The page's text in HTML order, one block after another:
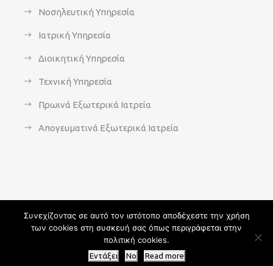
Νοσηλευτική Υπηρεσία
Ιατρική Υπηρεσία
Διοικητική Υπηρεσία
Τεχνική Υπηρεσία
Πρωινά Εξωτερικά Ιατρεία
Απογευματινά Εξωτερικά Ιατρεία
Copyright 2021 - agsavvas-hosp.gr - All Rights Reserved | An
Web-Creation powered by
Συνεχίζοντας σε αυτό τον ιστότοπο αποδέχεστε την χρήση
των cookies στη συσκευή σας όπως περιγράφεται στην
πολιτική cookies.
Εντάξει No Read more